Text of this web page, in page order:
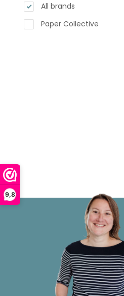
9,8
All brands
Paper Collective